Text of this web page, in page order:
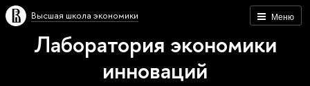
Меню
Высшая школа экономики
Лаборатория экономики
инноваций